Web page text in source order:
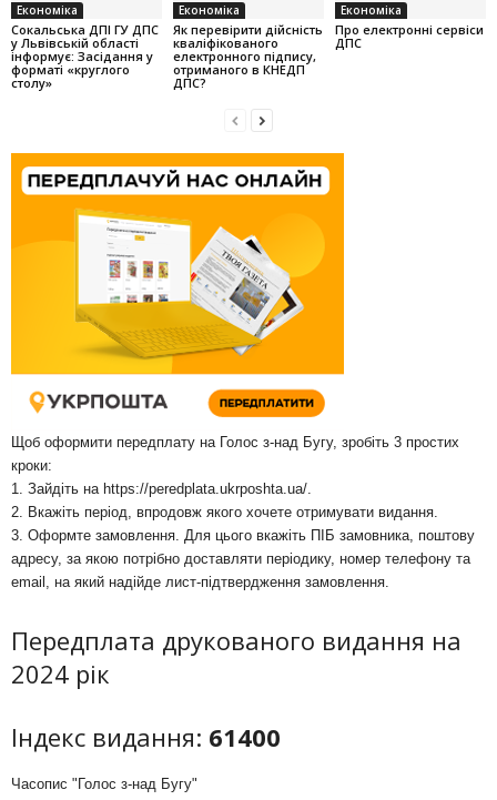
Економіка
Cокальська ДПІ ГУ ДПС
у Львівській області
інформує: Засідання у
форматі «круглого
столу»
Економіка
Як перевірити дійсність
кваліфікованого
електронного підпису,
отриманого в КНЕДП
ДПС?
Економіка
Про електронні сервіси
ДПС
Щоб оформити передплату на Голос з-над Бугу, зробіть 3 простих
кроки:
1. Зайдіть на https://peredplata.ukrposhta.ua/
2. Вкажіть період, впродовж якого хочете отримувати видання.
3. Оформте замовлення. Для цього вкажіть ПІБ замовника, поштову
адресу, за якою потрібно доставляти періодику, номер телефону та
email, на який надійде лист-підтвердження замовлення.
Передплата друкованого видання на
2024 рік
Індекс видання: 61400
Часопис "Голос з-над Бугу"